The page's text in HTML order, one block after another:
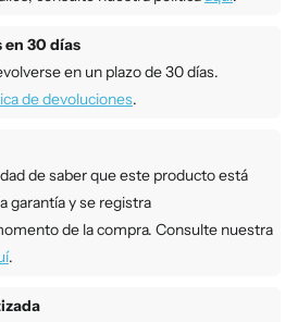
en 30 días
en un plazo de 30 días.
de devoluciones.
de saber que este producto está
garantía y se registra
de la compra. Consulte nuestra
.